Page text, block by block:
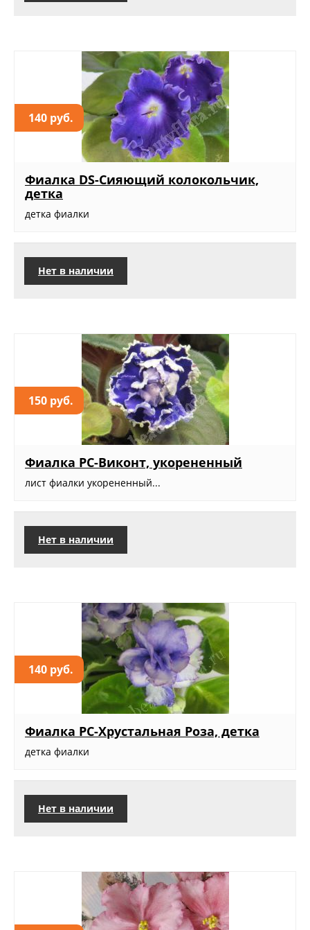
140 руб.
Фиалка DS-Сияющий колокольчик,
детка
детка фиалки
Нет в наличии
150 руб.
Фиалка РС-Виконт, укорененный
лист фиалки укорененный...
Нет в наличии
140 руб.
Фиалка РС-Хрустальная Роза, детка
детка фиалки
Нет в наличии